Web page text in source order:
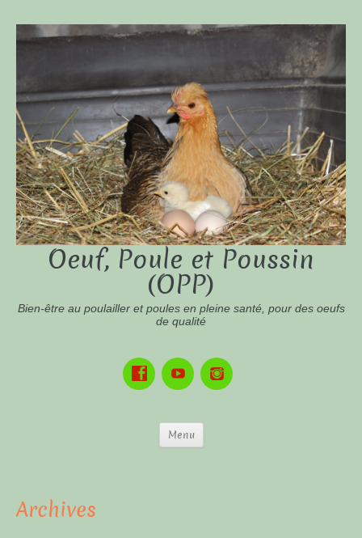
Oeuf, Poule et Poussin
(OPP)
Bien-être au poulailler et poules en pleine santé, pour des oeufs
de qualité
Menu
Archives